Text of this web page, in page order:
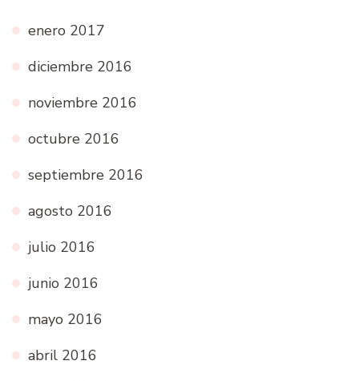
enero 2017
diciembre 2016
noviembre 2016
octubre 2016
septiembre 2016
agosto 2016
julio 2016
junio 2016
mayo 2016
abril 2016